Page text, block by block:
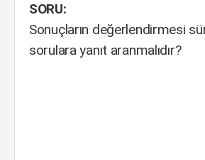
SORU:
Sonuçların değerlendirmesi
sorulara yanıt aranmalıdır?